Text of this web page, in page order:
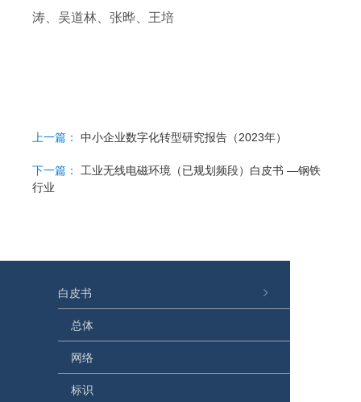
涛、吴道林、张晔、王培
上一篇： 中小企业数字化转型研究报告（2023年）
下一篇：
工业无线电磁环境（已规划频段）白皮书 —钢铁
行业
白皮书
总体
网络
标识